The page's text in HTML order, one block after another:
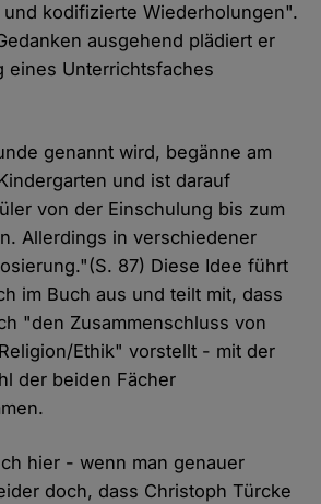
kodifizierte Wiederholungen".
ausgehend plädiert er
eines Unterrichtsfaches
genannt wird, begänne am
und ist darauf
von der Einschulung bis zum
Allerdings in verschiedener
87) Diese Idee führt
im Buch aus und teilt mit, dass
"den Zusammenschluss von
Ethik" vorstellt - mit der
der beiden Fächer
hier - wenn man genauer
doch, dass Christoph Türcke